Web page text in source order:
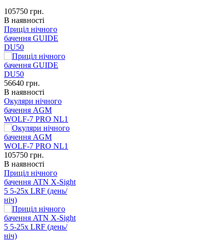
105750 грн.
В наявності
Приціл нічного
бачення GUIDE
DU50
56640 грн.
В наявності
Окуляри нічного
бачення AGM
WOLF-7 PRO NL1
105750 грн.
В наявності
Приціл нічного
бачення ATN X-Sight
5 5-25x LRF (день/
ніч)